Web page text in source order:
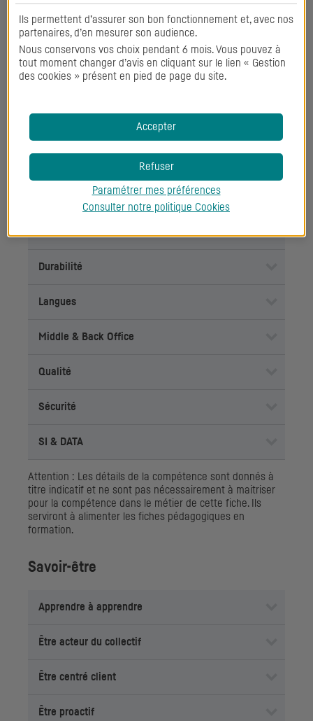
Orientation client interne
Qualité
Durabilité
Langues
Middle & Back Office
Qualité
Sécurité
SI & DATA
Attention : Les détails de la compétence sont donnés à
titre indicatif et ne sont pas nécessairement à maitriser
pour la compétence dans le métier de cette fiche. Ils
serviront à alimenter les fiches pédagogiques en
formation.
Savoir-être
Apprendre à apprendre
Être acteur du collectif
Être centré client
Être proactif
Ils permettent d’assurer son bon fonctionnement et, avec nos
partenaires, d’en mesurer son audience.
Nous conservons vos choix pendant 6 mois. Vous pouvez à
tout moment changer d’avis en cliquant sur le lien « Gestion
des cookies » présent en pied de page du site.
Accepter
Refuser
Paramétrer mes préférences
Consulter notre politique Cookies